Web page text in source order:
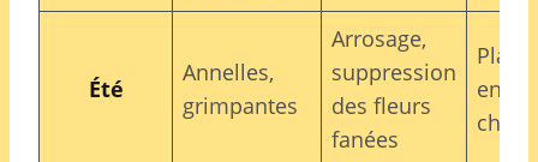
Été
Annelles,
grimpantes
Arrosage,
suppression
des fleurs
fanées
en